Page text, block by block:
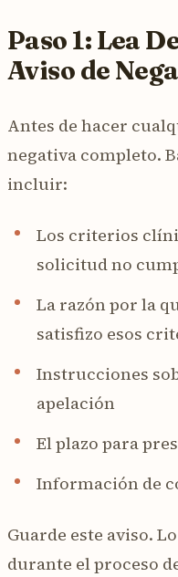
Paso 1: Lea
Aviso de
Antes de hacer
negativa completo.
incluir:
Los criterios
solicitud no
La razón por la
satisfizo esos
Instrucciones
apelación
El plazo para
Información de
Guarde este aviso.
durante el proceso